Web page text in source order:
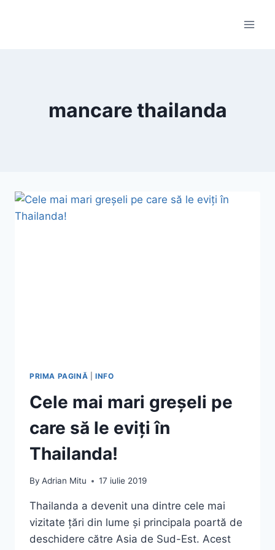
mancare thailanda
PRIMA PAGINĂ INFO
Cele mai mari greșeli pe
care să le eviți în
Thailanda!
By Adrian Mitu 17 iulie 2019
Thailanda a devenit una dintre cele mai
vizitate țări din lume și principala poartă de
deschidere către Asia de Sud-Est. Acest